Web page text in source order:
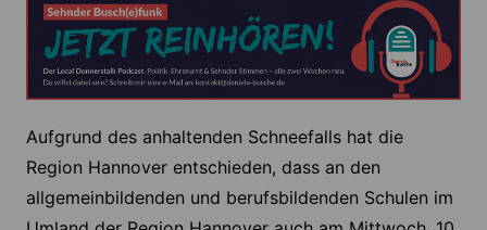
Aufgrund des anhaltenden Schneefalls hat die
Region Hannover entschieden, dass an den
allgemeinbildenden und berufsbildenden Schulen im